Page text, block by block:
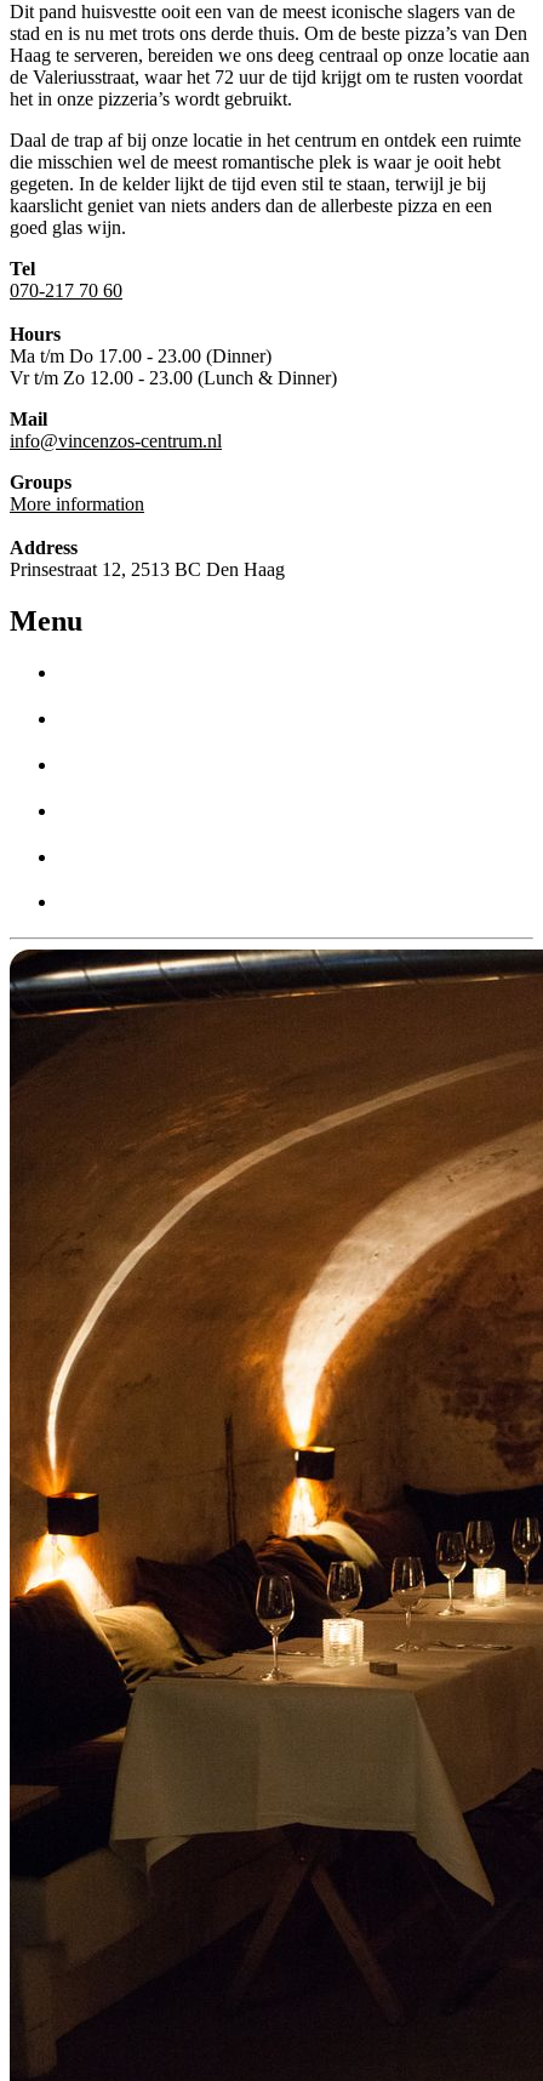
Dit pand huisvestte ooit een van de meest iconische slagers van de
stad en is nu met trots ons derde thuis. Om de beste pizza’s van Den
Haag te serveren, bereiden we ons deeg centraal op onze locatie aan
de Valeriusstraat, waar het 72 uur de tijd krijgt om te rusten voordat
het in onze pizzeria’s wordt gebruikt.
Daal de trap af bij onze locatie in het centrum en ontdek een ruimte
die misschien wel de meest romantische plek is waar je ooit hebt
gegeten. In de kelder lijkt de tijd even stil te staan, terwijl je bij
kaarslicht geniet van niets anders dan de allerbeste pizza en een
goed glas wijn.
Tel
070-217 70 60
Hours
Ma t/m Do 17.00 - 23.00 (Dinner)
Vr t/m Zo 12.00 - 23.00 (Lunch & Dinner)
Mail
info@vincenzos-centrum.nl
Groups
More information
Address
Prinsestraat 12, 2513 BC Den Haag
Menu